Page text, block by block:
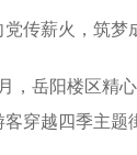
传薪火，筑梦
，岳阳楼区精
穿越四季主题